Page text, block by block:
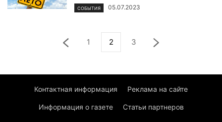
СОБЫТИЯ 05.07.2023
1 2 3
Контактная информация Реклама на сайте
Информация о газете Статьи партнеров